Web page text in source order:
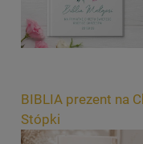
BIBLIA prezent na
Stópki